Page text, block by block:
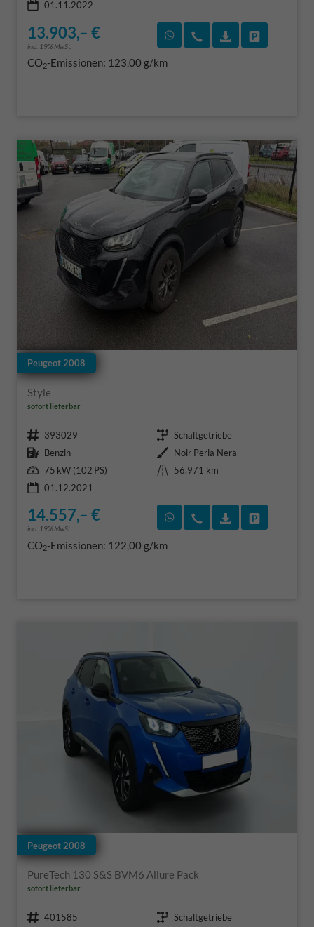
01.11.2022
13.903,– €
incl. 19% MwSt.
Rückruf vereinbaren
Wir rufen Sie an
CO2-Emissionen: 123,00 g/km
Peugeot 2008
Style
sofort lieferbar
Fahrzeugnr. 393029 Getriebe Schaltgetriebe
Kraftstoff Benzin Außenfarbe Noir Perla Nera
Leistung 75 kW (102 PS) Kilometerstand
56.971 km
01.12.2021
14.557,– €
incl. 19% MwSt.
Rückruf vereinbaren
Wir rufen Sie an
CO2-Emissionen: 122,00 g/km
Peugeot 2008
PureTech 130 S&S BVM6 Allure Pack
sofort lieferbar
Fahrzeugnr. 401585 Getriebe Schaltgetriebe